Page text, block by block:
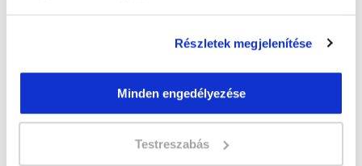
Részletek megjelenítése
Minden engedélyezése
Testreszabás
Vizsgadíj:75 000 Ft
Lehet még jelentkezni?Igen
Jelentkezem!